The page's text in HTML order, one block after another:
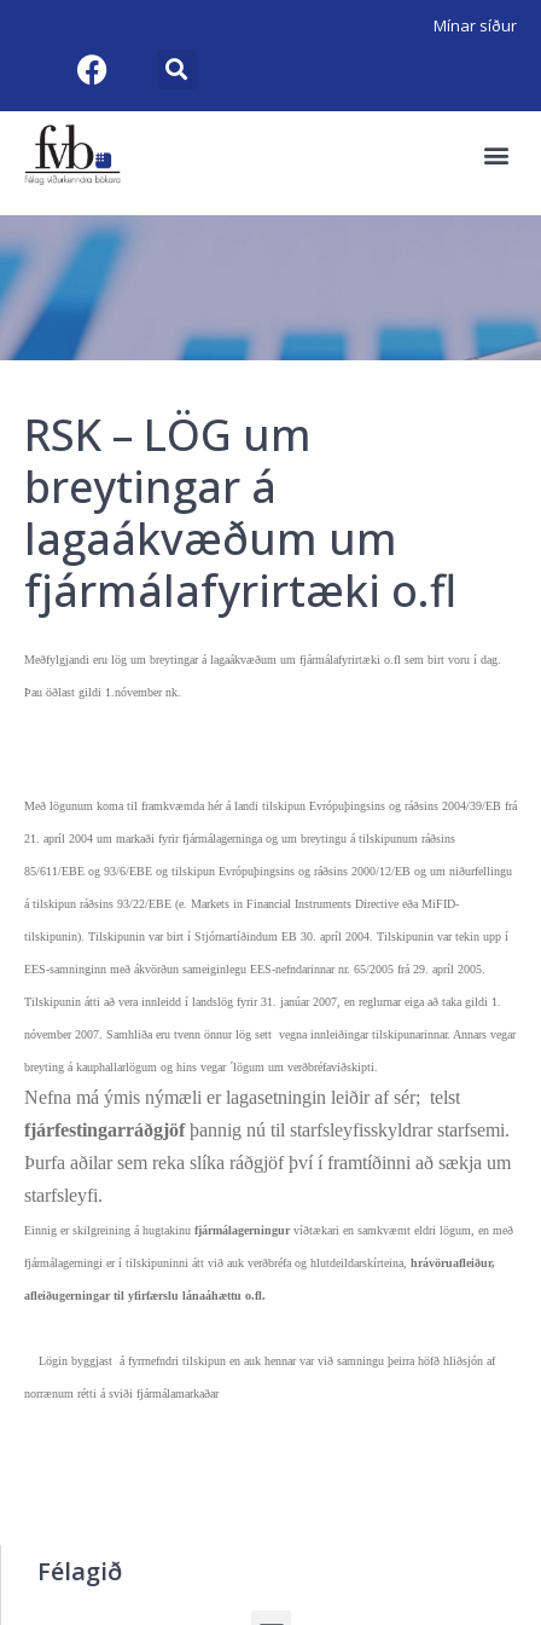
Mínar síður
RSK – LÖG um
breytingar á
lagaákvæðum um
fjármálafyrirtæki o.fl
Meðfylgjandi eru lög um breytingar á lagaákvæðum um fjármálafyrirtæki o.fl sem birt voru í dag.
Þau öðlast gildi 1.nóvember nk.
Með lögunum koma til framkvæmda hér á landi tilskipun Evrópuþingsins og ráðsins 2004/39/EB frá
21. apríl 2004 um markaði fyrir fjármálagerninga og um breytingu á tilskipunum ráðsins
85/611/EBE og 93/6/EBE og tilskipun Evrópuþingsins og ráðsins 2000/12/EB og um niðurfellingu
á tilskipun ráðsins 93/22/EBE (e. Markets in Financial Instruments Directive eða MiFID-
tilskipunin). Tilskipunin var birt í Stjórnartíðindum EB 30. apríl 2004. Tilskipunin var tekin upp í
EES-samninginn með ákvörðun sameiginlegu EES-nefndarinnar nr. 65/2005 frá 29. apríl 2005.
Tilskipunin átti að vera innleidd í landslög fyrir 31. janúar 2007, en reglurnar eiga að taka gildi 1.
nóvember 2007. Samhliða eru tvenn önnur lög sett vegna innleiðingar tilskipunarinnar. Annars vegar
breyting á kauphallarlögum og hins vegar ´lögum um verðbréfaviðskipti.
Nefna má ýmis nýmæli er lagasetningin leiðir af sér; telst
fjárfestingarráðgjöfþannig nú til starfsleyfisskyldrar starfsemi.
Þurfa aðilar sem reka slíka ráðgjöf því í framtíðinni að sækja um
starfsleyfi.
Einnig er skilgreining á hugtakinu fjármálagerningurvíðtækari en samkvæmt eldri lögum, en með
fjármálagerningi er í tilskipuninni átt við auk verðbréfa og hlutdeildarskírteina, hrávöruafleiður,
afleiðugerningar til yfirfærslu lánaáhættu o.fl.
Lögin byggjast á fyrrnefndri tilskipun en auk hennar var við samningu þeirra höfð hliðsjón af
norrænum rétti á sviði fjármálamarkaðar
Félagið